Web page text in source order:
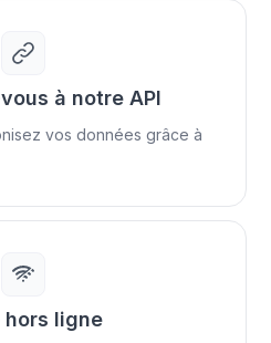
à notre API
vos données grâce à
hors ligne